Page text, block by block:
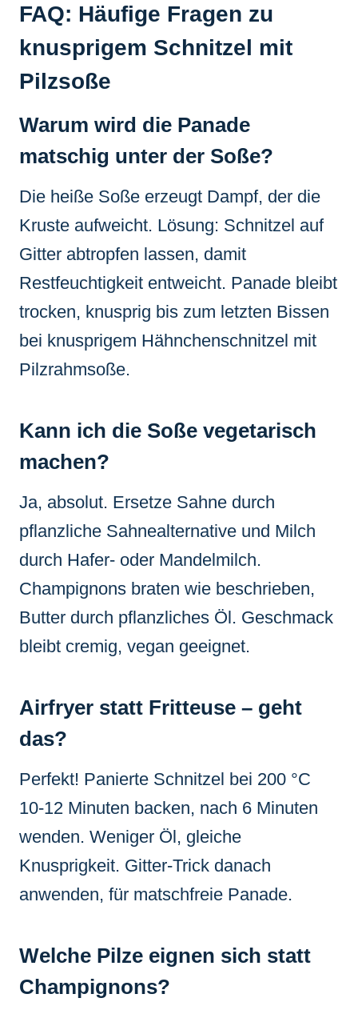
FAQ: Häufige Fragen zu
knusprigem Schnitzel mit
Pilzsoße
Warum wird die Panade
matschig unter der Soße?
Die heiße Soße erzeugt Dampf, der die
Kruste aufweicht. Lösung: Schnitzel auf
Gitter abtropfen lassen, damit
Restfeuchtigkeit entweicht. Panade bleibt
trocken, knusprig bis zum letzten Bissen
bei knusprigem Hähnchenschnitzel mit
Pilzrahmsoße.
Kann ich die Soße vegetarisch
machen?
Ja, absolut. Ersetze Sahne durch
pflanzliche Sahnealternative und Milch
durch Hafer- oder Mandelmilch.
Champignons braten wie beschrieben,
Butter durch pflanzliches Öl. Geschmack
bleibt cremig, vegan geeignet.
Airfryer statt Fritteuse – geht
das?
Perfekt! Panierte Schnitzel bei 200 °C
10-12 Minuten backen, nach 6 Minuten
wenden. Weniger Öl, gleiche
Knusprigkeit. Gitter-Trick danach
anwenden, für matschfreie Panade.
Welche Pilze eignen sich statt
Champignons?